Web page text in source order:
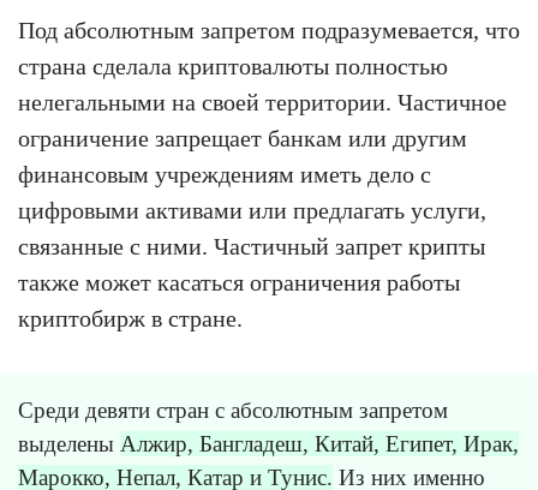
Под абсолютным запретом подразумевается, что
страна сделала криптовалюты полностью
нелегальными на своей территории. Частичное
ограничение запрещает банкам или другим
финансовым учреждениям иметь дело с
цифровыми активами или предлагать услуги,
связанные с ними. Частичный запрет крипты
также может касаться ограничения работы
криптобирж в стране.
Среди девяти стран с абсолютным запретом
выделены Алжир, Бангладеш, Китай, Египет, Ирак,
Марокко, Непал, Катар и Тунис. Из них именно